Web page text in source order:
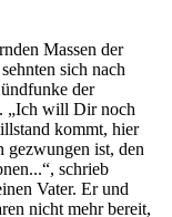
Massen der
sich nach
der
„Ich will Dir noch
kommt, hier
gezwungen ist, den
schrieb
Vater. Er und
nicht mehr bereit,